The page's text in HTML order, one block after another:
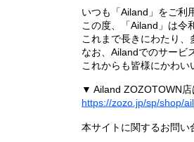
いつも「Ailand」をご利
この度、「Ailand」は令
これまで長きにわたり、
なお、Ailandでのサービ
これからも皆様にかわ
▼ Ailand ZOZOTOWN店
https://zozo.jp/sp/shop/
本サイトに関するお問い